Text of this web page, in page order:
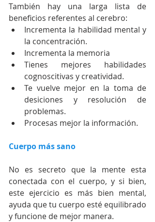
También hay una larga lista de
beneficios referentes al cerebro:
Incrementa la habilidad mental y
la concentración.
Incrementa la memoria
Tienes mejores habilidades
cognoscitivas y creatividad.
Te vuelve mejor en la toma de
desiciones y resolución de
problemas.
Procesas mejor la información.
Cuerpo más sano
No es secreto que la mente esta
conectada con el cuerpo, y si bien,
este ejercicio es más bien mental,
ayuda que tu cuerpo esté equilibrado
y funcione de mejor manera.